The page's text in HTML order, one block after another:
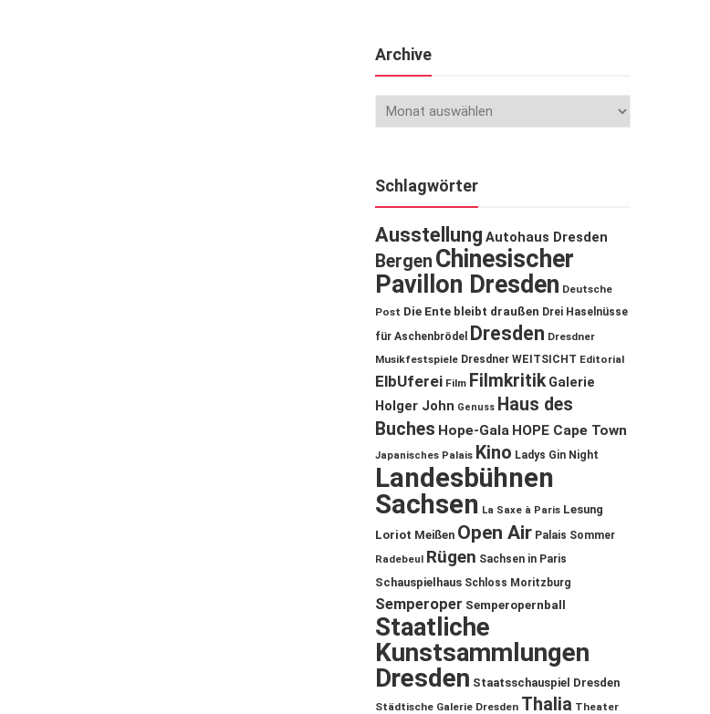
Archive
Schlagwörter
Ausstellung Autohaus Dresden
Bergen Chinesischer
Pavillon Dresden Deutsche
Post Die Ente bleibt draußen Drei Haselnüsse
für Aschenbrödel
Dresden Dresdner
Musikfestspiele Dresdner WEITSICHT Editorial
ElbUferei Film Filmkritik Galerie
Holger John Genuss Haus des
Buches Hope-Gala HOPE Cape Town
Japanisches Palais Kino Ladys Gin Night
Landesbühnen
Sachsen La Saxe à Paris Lesung
Loriot Meißen Open Air Palais Sommer
Radebeul Rügen Sachsen in Paris
Schauspielhaus Schloss Moritzburg
Semperoper Semperopernball
Staatliche
Kunstsammlungen
Dresden Staatsschauspiel Dresden
Städtische Galerie Dresden Thalia Theater